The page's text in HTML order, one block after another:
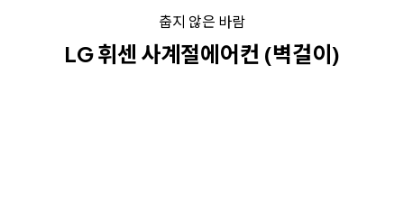
춥지 않은 바람
LG 휘센 사계절에어컨 (벽걸이)